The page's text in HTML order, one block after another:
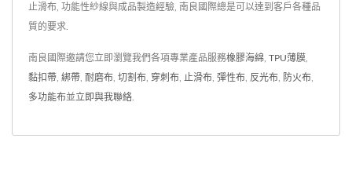
止滑布, 功能性紗線與成品製造經驗, 南良國際總是可以達到客戶各種品
質的要求.
南良國際邀請您立即瀏覽我們各項專業產品服務橡膠海綿 TPU薄膜
黏扣帶 綁帶 耐磨布 切割布 穿刺布 止滑布 彈性布 反光布 防火布
多功能布並立即與我聯絡